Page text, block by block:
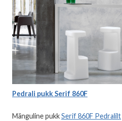
Pedrali pukk Serif 860F
Mänguline pukkSerif 860F Pedralilt